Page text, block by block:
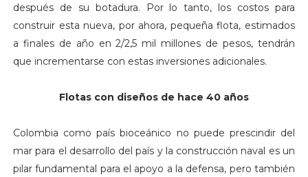
después de su botadura. Por lo tanto, los costos para
construir esta nueva, por ahora, pequeña flota, estimados
a finales de año en 2/2,5 mil millones de pesos, tendrán
que incrementarse con estas inversiones adicionales.
Flotas con diseños de hace 40 años
Colombia como país bioceánico no puede prescindir del
mar para el desarrollo del país y la construcción naval es un
pilar fundamental para el apoyo a la defensa, pero también